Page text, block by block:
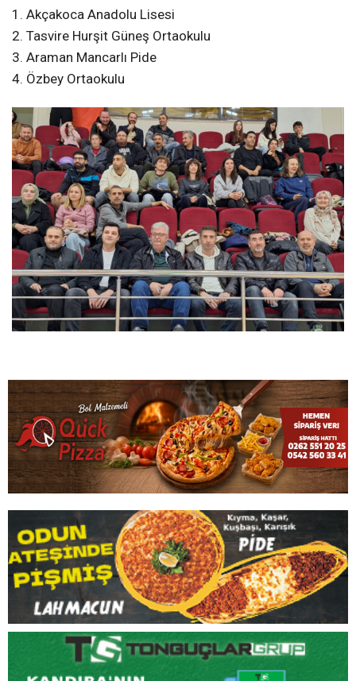
1. Akçakoca Anadolu Lisesi
2. Tasvire Hurşit Güneş Ortaokulu
3. Araman Mancarlı Pide
4. Özbey Ortaokulu